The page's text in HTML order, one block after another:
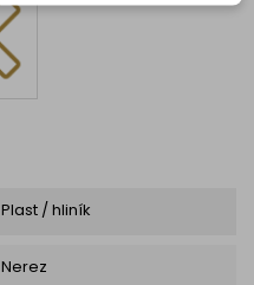
Plast / hliník
Nerez